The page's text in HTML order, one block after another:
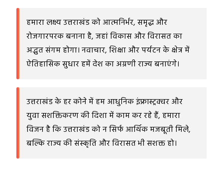
हमारा लक्ष्य उत्तराखंड को आत्मनिर्भर, समृद्ध और
रोजगारपरक बनाना है, जहां विकास और विरासत का
अद्भुत संगम होगा। नवाचार, शिक्षा और पर्यटन के क्षेत्र में
ऐतिहासिक सुधार हमें देश का अग्रणी राज्य बनाएंगे।
उत्तराखंड के हर कोने में हम आधुनिक इंफ्रास्ट्रक्चर और
युवा सशक्तिकरण की दिशा में काम कर रहे हैं, हमारा
विजन है कि उत्तराखंड को न सिर्फ आर्थिक मजबूती मिले,
बल्कि राज्य की संस्कृति और विरासत भी सशक्त हो।